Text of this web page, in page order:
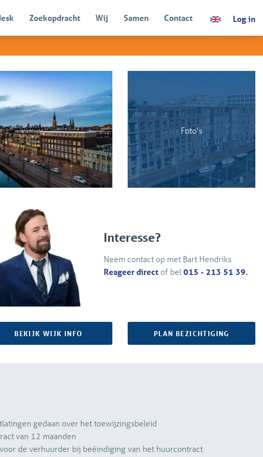
Zoekopdracht Wij Samen Contact Log in
TERUG
Foto's
Interesse?
Neem contact op met Bart Hendriks
Reageer direct of bel015 - 213 51 39.
BEKIJK WIJK INFO PLAN BEZICHTIGING
gedaan over het toewijzingsbeleid
van 12 maanden
de verhuurder bij beëindiging van het huurcontract